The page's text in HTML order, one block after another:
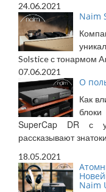
24.06.2021
Naim
Solstice с тонармом
07.06.2021
О
Как
SuperCap DR с
рассказывают
18.05.2021
Naim